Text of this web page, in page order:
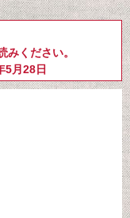
みください。
月28日